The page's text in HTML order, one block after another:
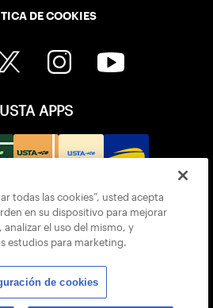
DE COOKIES
USTA APPS
todas las cookies”, usted acepta
en su dispositivo para mejorar
analizar el uso del mismo, y
estudios para marketing.
de cookies